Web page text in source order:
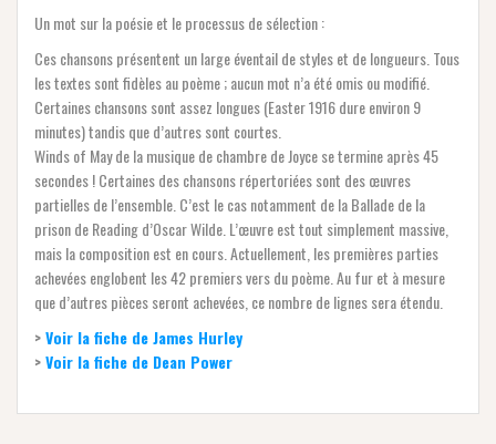
Un mot sur la poésie et le processus de sélection :
Ces chansons présentent un large éventail de styles et de longueurs. Tous
les textes sont fidèles au poème ; aucun mot n’a été omis ou modifié.
Certaines chansons sont assez longues (Easter 1916 dure environ 9
minutes) tandis que d’autres sont courtes.
Winds of May de la musique de chambre de Joyce se termine après 45
secondes ! Certaines des chansons répertoriées sont des œuvres
partielles de l’ensemble. C’est le cas notamment de la Ballade de la
prison de Reading d’Oscar Wilde. L’œuvre est tout simplement massive,
mais la composition est en cours. Actuellement, les premières parties
achevées englobent les 42 premiers vers du poème. Au fur et à mesure
que d’autres pièces seront achevées, ce nombre de lignes sera étendu.
>Voir la fiche de James Hurley
>Voir la fiche de Dean Power